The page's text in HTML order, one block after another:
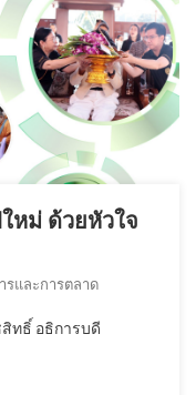
หม่ ด้วยหัวใจ
รและการตลาด
ทธิ์ อธิการบดี